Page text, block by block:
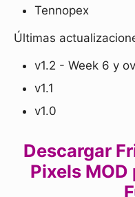
Tennopex
Últimas
v1.2 - Week 6 y
v1.1
v1.0
Descargar
Pixels